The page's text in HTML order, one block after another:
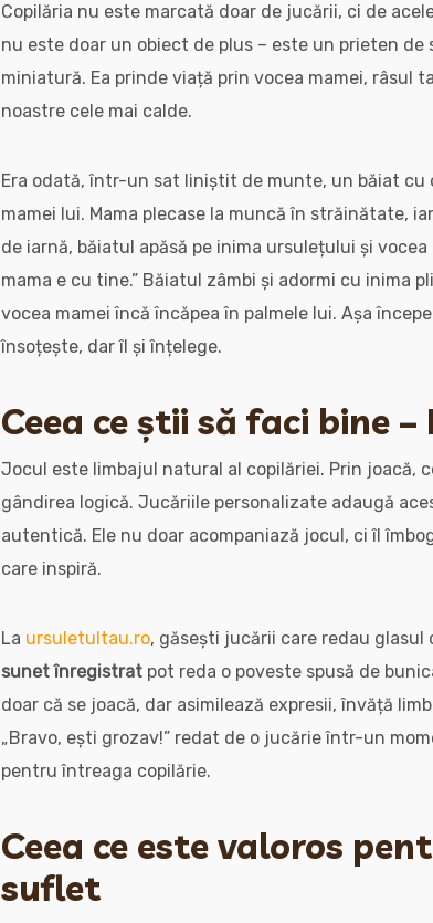
Copilăria nu este marcată doar de jucării, ci de
nu este doar un obiect de plus – este un prieten
miniatură. Ea prinde viață prin vocea mamei, râsul
noastre cele mai calde.
Era odată, într-un sat liniștit de munte, un băiat cu
mamei lui. Mama plecase la muncă în străinătate,
de iarnă, băiatul apăsă pe inima ursulețului și
mama e cu tine.” Băiatul zâmbi și adormi cu inima
vocea mamei încă încăpea în palmele lui. Așa
însoțește, dar îl și înțelege.
Ceea ce știi să faci bine
Jocul este limbajul natural al copilăriei. Prin joacă,
gândirea logică. Jucăriile personalizate adaugă
autentică. Ele nu doar acompaniază jocul, ci îl
care inspiră.
La ursuletultau.ro, găsești jucării care redau glasul
sunet înregistrat pot reda o poveste spusă de
doar că se joacă, dar asimilează expresii, învăță
„Bravo, ești grozav!” redat de o jucărie într-un
pentru întreaga copilărie.
Ceea ce este valoros
suflet